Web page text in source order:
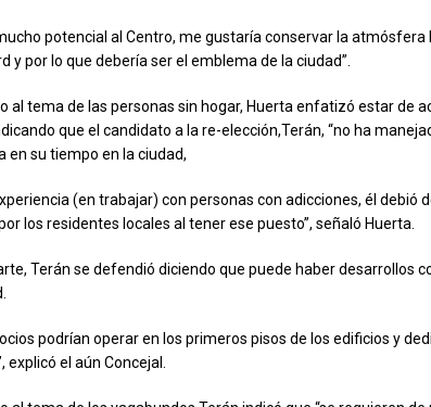
potencial al Centro, me gustaría conservar la
y por lo que debería ser el emblema de la ciudad”.
al tema de las personas sin hogar, Huerta enfatizó estar de
que el candidato a la re-elección,Terán, “no ha
en su tiempo en la ciudad,
(en trabajar) con personas con adicciones, él debió
los residentes locales al tener ese puesto”, señaló Huerta.
Terán se defendió diciendo que puede haber desarrollos
podrían operar en los primeros pisos de los edificios y
explicó el aún Concejal.